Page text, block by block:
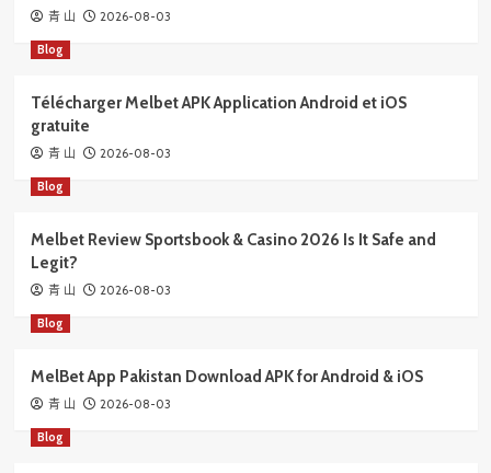
青 山 2026-08-03
Blog
Télécharger Melbet APK Application Android et iOS
gratuite
青 山 2026-08-03
Blog
Melbet Review Sportsbook & Casino 2026 Is It Safe and
Legit?
青 山 2026-08-03
Blog
MelBet App Pakistan Download APK for Android & iOS
青 山 2026-08-03
Blog